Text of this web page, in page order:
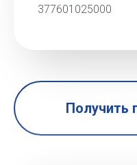
377601025000
Получить